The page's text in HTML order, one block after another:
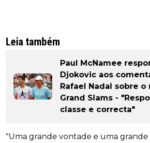
Leia também
Paul McNamee
Djokovic aos
Rafael Nadal sobre
Grand Slams -
classe e correcta"
"Uma grande vontade e uma grande